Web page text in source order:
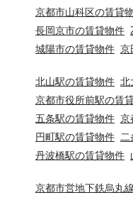
京都市山科区の賃貸
長岡京市の賃貸物件
城陽市の賃貸物件 京
北山駅の賃貸物件 北
京都市役所前駅の賃
五条駅の賃貸物件 京
円町駅の賃貸物件
丹波橋駅の賃貸物件
京都市営地下鉄烏丸